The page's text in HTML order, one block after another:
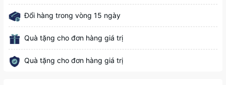
Đổi hàng trong vòng 15 ngày
Quà tặng cho đơn hàng giá trị
Quà tặng cho đơn hàng giá trị